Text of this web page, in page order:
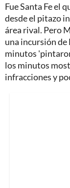
Fue Santa Fe el
desde el pitazo
área rival. Pero
una incursión
minutos
los minutos
infracciones y